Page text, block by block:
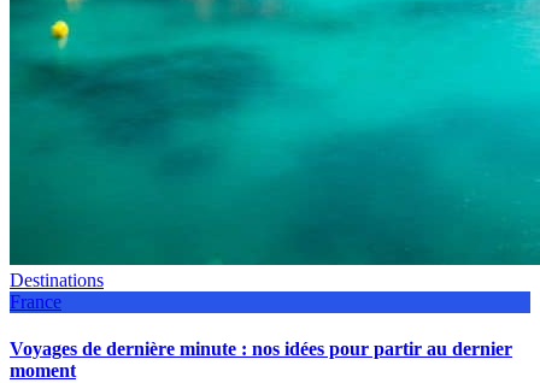
Destinations
France
Voyages de dernière minute : nos idées pour partir au dernier
moment